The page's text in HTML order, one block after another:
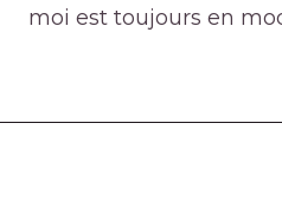
moi est toujours en